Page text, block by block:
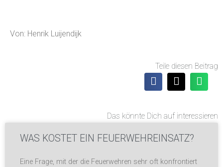
Von: Henrik Luijendijk
Teile diesen Beitrag
Das könnte Dich auf interessieren
WAS KOSTET EIN FEUERWEHREINSATZ?
Eine Frage, mit der die Feuerwehren sehr oft konfrontiert